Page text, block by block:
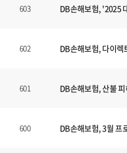
603 DB손해보험, '2025
602 DB손해보험, 다이렉
601 DB손해보험, 산불
600 DB손해보험, 3월 프